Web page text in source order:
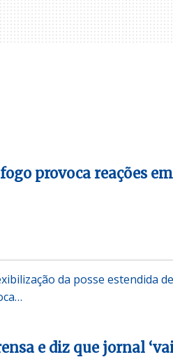
provoca reações em
da posse estendida de
e diz que jornal